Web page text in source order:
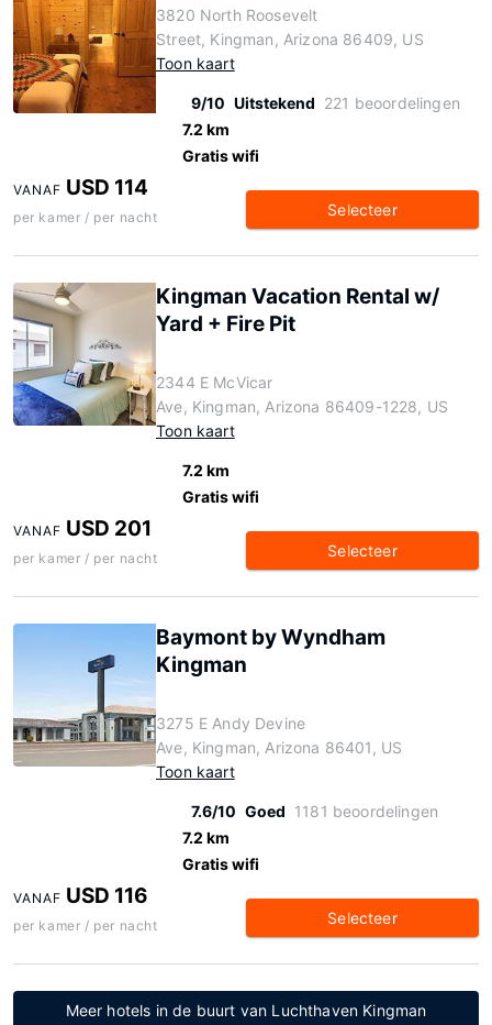
3820 North Roosevelt
Street, Kingman, Arizona 86409, US
Toon kaart
9/10 Uitstekend 221 beoordelingen
7.2 km
Gratis wifi
VANAF USD 114
per kamer / per nacht Selecteer
Kingman Vacation Rental w/
Yard + Fire Pit
2344 E McVicar
Ave, Kingman, Arizona 86409-1228, US
Toon kaart
7.2 km
Gratis wifi
VANAF USD 201
per kamer / per nacht Selecteer
Baymont by Wyndham
Kingman
3275 E Andy Devine
Ave, Kingman, Arizona 86401, US
Toon kaart
7.6/10 Goed 1181 beoordelingen
7.2 km
Gratis wifi
VANAF USD 116
per kamer / per nacht Selecteer
Meer hotels in de buurt van Luchthaven Kingman